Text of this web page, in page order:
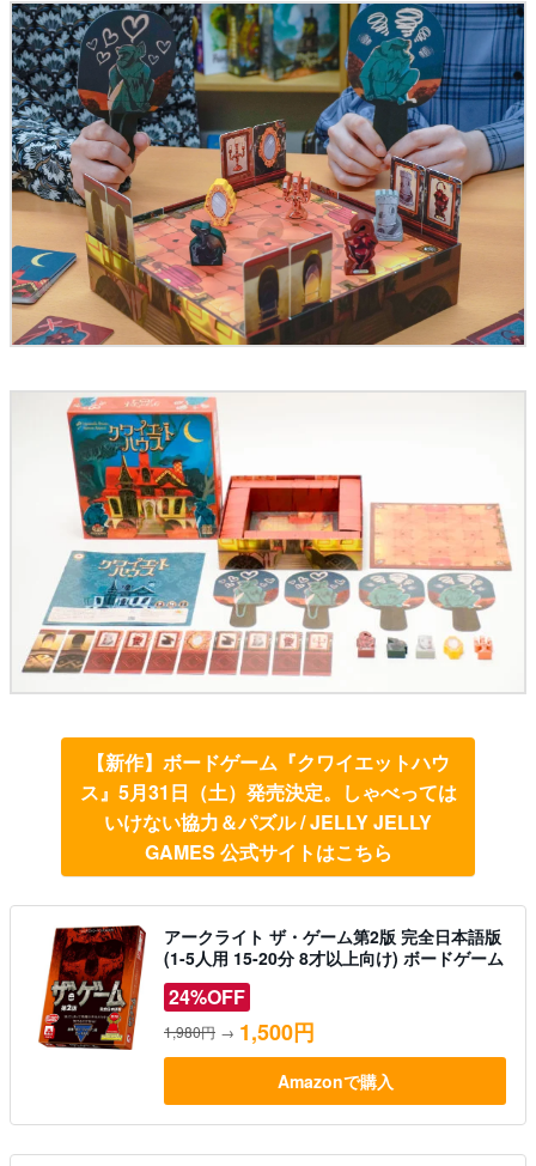
【新作】ボードゲーム『クワイエットハウ
ス』5月31日（土）発売決定。しゃべっては
いけない協力＆パズル / JELLY JELLY
GAMES 公式サイトはこちら
アークライト ザ・ゲーム第2版 完全日本語版
(1-5人用 15-20分 8才以上向け) ボードゲーム
24%OFF
1,980円 → 1,500円
Amazonで購入